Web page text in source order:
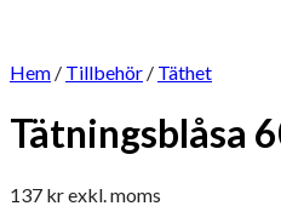
Hem / Tillbehör / Täthet
Tätningsblåsa
137 krexkl. moms